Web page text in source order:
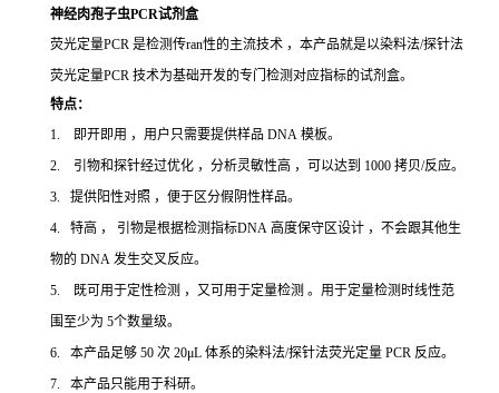
神经肉孢子虫PCR试剂盒
荧光定量PCR 是检测传ran性的主流技术 ，本产品就是以染料法/探针法
荧光定量PCR 技术为基础开发的专门检测对应指标的试剂盒。
特点：
1. 即开即用 ，用户只需要提供样品 DNA 模板。
2. 引物和探针经过优化 ，分析灵敏性高 ，可以达到 1000 拷贝/反应。
3. 提供阳性对照 ，便于区分假阴性样品。
4. 特高 ， 引物是根据检测指标DNA 高度保守区设计 ，不会跟其他生
物的 DNA 发生交叉反应。
5. 既可用于定性检测 ，又可用于定量检测 。用于定量检测时线性范
围至少为 5个数量级。
6. 本产品足够 50 次 20μL 体系的染料法/探针法荧光定量 PCR 反应。
7. 本产品只能用于科研。